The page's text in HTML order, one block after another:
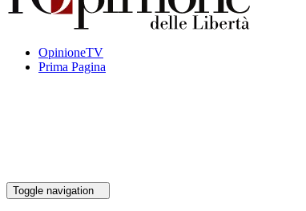
OpinioneTV
Prima Pagina
Toggle navigation